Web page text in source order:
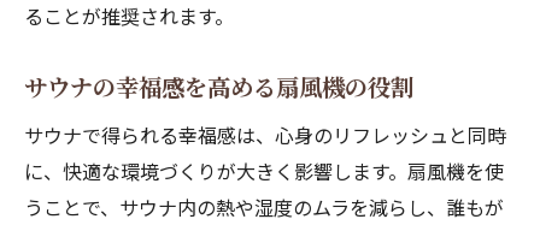
ることが推奨されます。
サウナの幸福感を高める扇風機の役割
サウナで得られる幸福感は、心身のリフレッシュと同時
に、快適な環境づくりが大きく影響します。扇風機を使
うことで、サウナ内の熱や湿度のムラを減らし、誰もが